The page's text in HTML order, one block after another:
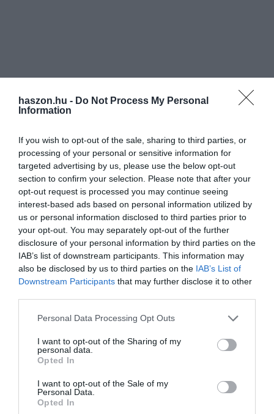
haszon.hu - Do Not Process My Personal
Information
If you wish to opt-out of the sale, sharing to third parties, or
processing of your personal or sensitive information for
targeted advertising by us, please use the below opt-out
section to confirm your selection. Please note that after your
opt-out request is processed you may continue seeing
interest-based ads based on personal information utilized by
us or personal information disclosed to third parties prior to
your opt-out. You may separately opt-out of the further
disclosure of your personal information by third parties on the
IAB’s list of downstream participants. This information may
also be disclosed by us to third parties on the IAB’s List of
Downstream Participants that may further disclose it to other
Please note that this website/app uses one or more Google
not limited to your visit or usage behaviour. You may click to
grant or deny consent to Google and its third-party tags to
use your data for below specified purposes in below Google
consent section.
Personal Data Processing Opt Outs
I want to opt-out of the Sharing of my
personal data.
Opted In
I want to opt-out of the Sale of my
Personal Data.
Opted In
Levizsgázott Brüsszel új határregisztrációs
rendszere
Az Európai Unió új határregisztrációs rendszere (EES) elvileg
gyorsabbá és biztonságosabbá teszi majd a schengeni külső